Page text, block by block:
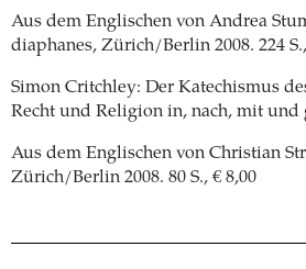
Aus dem Englischen von Andrea
diaphanes, Zürich/Berlin 2008. 224 S.,
Simon Critchley: Der Katechismus
Recht und Religion in, nach, mit und
Aus dem Englischen von Christian
Zürich/Berlin 2008. 80 S., € 8,00